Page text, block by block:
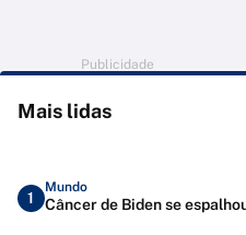
Publicidade
Mais lidas
1
Mundo
Câncer de Biden se